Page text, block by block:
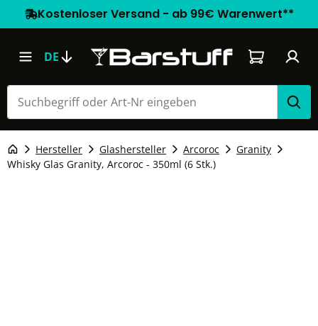
Kostenloser Versand - ab 99€ Warenwert**
DE Warenkorb
Hersteller Glashersteller Arcoroc
Granity
Whisky Glas Granity, Arcoroc - 350ml (6 Stk.)